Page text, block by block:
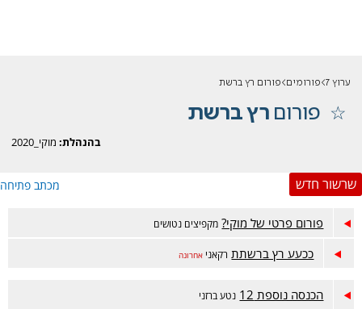
ערוץ 7 פורומים פורום רץ ברשת
פורוםרץ ברשת
בהנהלת: מוקי_2020
מכתב פתיחה שרשור חדש
פורום פרטי של מוקי? מקפיצים נטושים
ככעע רץ ברשתת רקאני אחרונה
הכנסה נוספת 12 נטע ברזני